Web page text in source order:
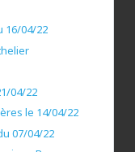
16/04/22
04/22
le 14/04/22
07/04/22